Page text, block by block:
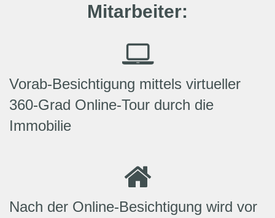
Mitarbeiter:
Vorab-Besichtigung mittels virtueller
360-Grad Online-Tour durch die
Immobilie
Nach der Online-Besichtigung wird vor